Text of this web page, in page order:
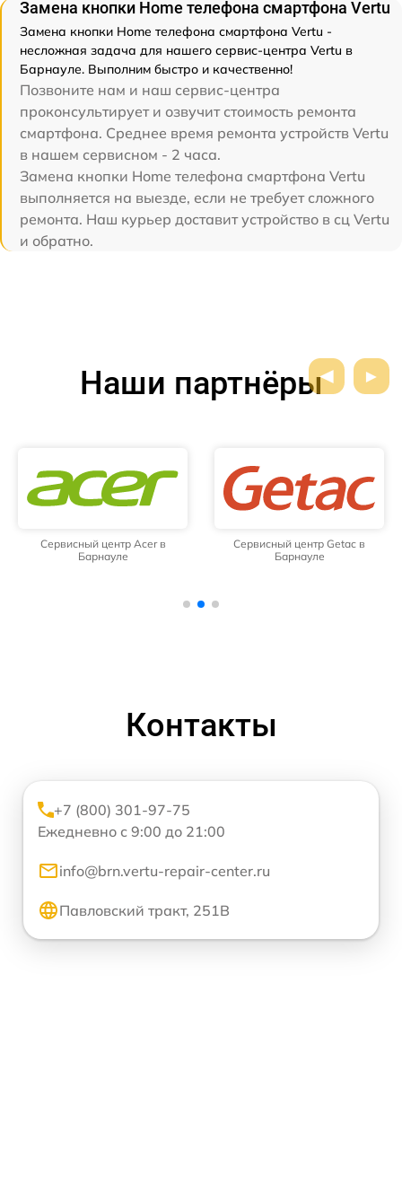
Замена кнопки Home телефона смартфона Vertu
Замена кнопки Home телефона смартфона Vertu -
несложная задача для нашего сервис-центра Vertu в
Барнауле. Выполним быстро и качественно!
Позвоните нам и наш сервис-центра
проконсультирует и озвучит стоимость ремонта
смартфона. Среднее время ремонта устройств Vertu
в нашем сервисном - 2 часа.
Замена кнопки Home телефона смартфона Vertu
выполняется на выезде, если не требует сложного
ремонта. Наш курьер доставит устройство в сц Vertu
и обратно.
Наши партнёры
Сервисный центр Acer в
Барнауле
Сервисный центр Getac в
Барнауле
Контакты
+7 (800) 301-97-75
Ежедневно с 9:00 до 21:00
info@brn.vertu-repair-center.ru
Павловский тракт, 251В